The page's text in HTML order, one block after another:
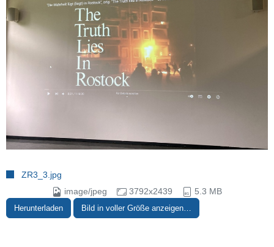
ZR3_3.jpg
image/jpeg
3792x2439 5.3 MB
Herunterladen Bild in voller Größe anzeigen…